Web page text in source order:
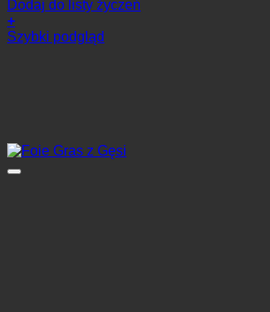
Dodaj do listy życzeń
+
Szybki podgląd